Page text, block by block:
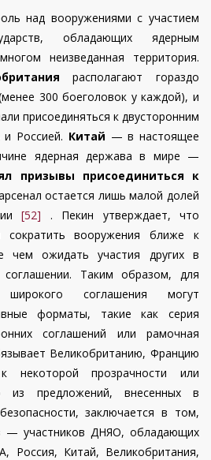
над вооружениями с участием
обладающих ядерным
неизведанная территория.
располагают гораздо
300 боеголовок у каждой), и
присоединяться к двусторонним
Россией. Китай — в настоящее
ядерная держава в мире —
призывы присоединиться к
остается лишь малой долей
[52] . Пекин утверждает, что
сократить вооружения ближе к
чем ожидать участия других в
Таким образом, для
соглашения могут
форматы, такие как серия
соглашений или рамочная
Великобританию, Францию
прозрачности или
из предложений, внесенных в
заключается в том,
— участников ДНЯО, обладающих
Россия, Китай, Великобритания,